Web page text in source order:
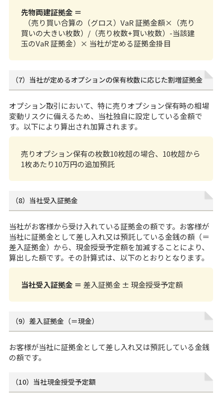
先物両建証拠金 ＝
（売り買い合算の（グロス）VaR 証拠金額×（売り
買いの大きい枚数）/（売り枚数+買い枚数）-当該建
玉のVaR 証拠金）× 当社が定める証拠金掛目
（7）当社が定めるオプションの保有枚数に応じた割増証拠金
オプション取引において、特に売りオプション保有時の相場
変動リスクに備えるため、当社独自に設定している金額で
す。以下により算出され加算されます。
売りオプション保有の枚数10枚超の場合、10枚超から
1枚あたり10万円の追加預託
（8）当社受入証拠金
当社がお客様から受け入れている証拠金の額です。お客様が
当社に証拠金として差し入れ又は預託している金銭の額（＝
差入証拠金）から、現金授受予定額を加減することにより、
算出した額です。その計算式は、以下のとおりとなります。
当社受入証拠金 ＝ 差入証拠金 ± 現金授受予定額
（9）差入証拠金（＝現金）
お客様が当社に証拠金として差し入れ又は預託している金銭
の額です。
（10）当社現金授受予定額